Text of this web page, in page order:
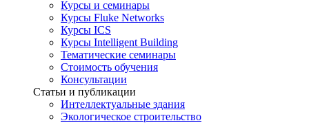
Курсы и семинары
Курсы Fluke Networks
Курсы ICS
Курсы Intelligent Building
Тематические семинары
Стоимость обучения
Консультации
Статьи и публикации
Интеллектуальные здания
Экологическое строительство